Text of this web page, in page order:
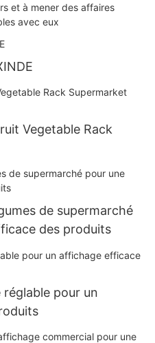
et à mener des affaires
avec eux
Vegetable Rack
de supermarché
des produits
pour un